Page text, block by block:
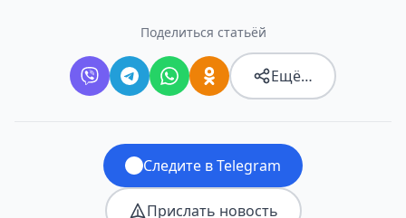
Поделиться статьёй
Ещё…
Следите в Telegram
Прислать новость